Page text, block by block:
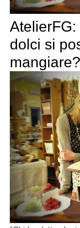
dolci si